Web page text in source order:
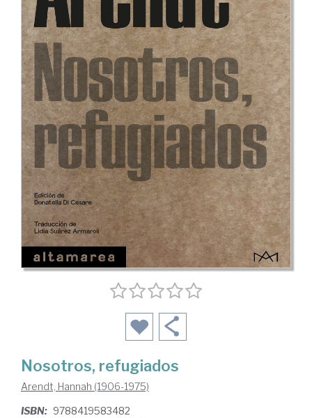
Nosotros, refugiados
Arendt, Hannah (1906-1975)
ISBN: 9788419583482